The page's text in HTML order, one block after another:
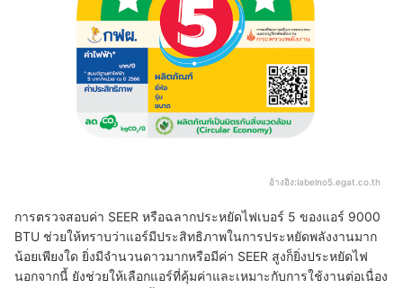
อ้างอิง:labelno5.egat.co.th
การตรวจสอบค่า SEER หรือฉลากประหยัดไฟเบอร์ 5 ของแอร์ 9000
BTU ช่วยให้ทราบว่าแอร์มีประสิทธิภาพในการประหยัดพลังงานมาก
น้อยเพียงใด ยิ่งมีจำนวนดาวมากหรือมีค่า SEER สูงก็ยิ่งประหยัดไฟ
นอกจากนี้ ยังช่วยให้เลือกแอร์ที่คุ้มค่าและเหมาะกับการใช้งานต่อเนื่อง